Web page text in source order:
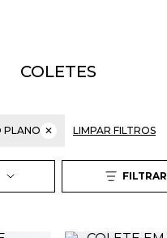
COLETES
PLANO ✕ LIMPAR FILTROS
FILTRAR